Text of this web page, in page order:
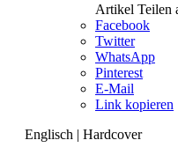
Artikel Teilen
Facebook
Twitter
WhatsApp
Pinterest
E-Mail
Link kopieren
Englisch | Hardcover